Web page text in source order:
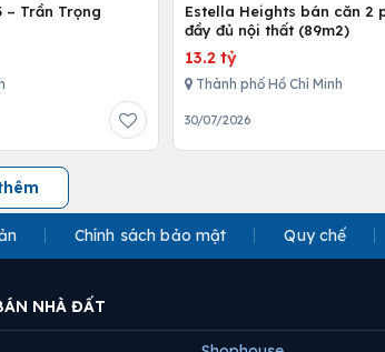
– Trần Trọng
Estella Heights bán căn 2
đầy đủ nội thất (89m2)
13.2 tỷ
Thành phố Hồ Chí Minh
30/07/2026
Chính sách bảo mật Quy chế
NHÀ ĐẤT